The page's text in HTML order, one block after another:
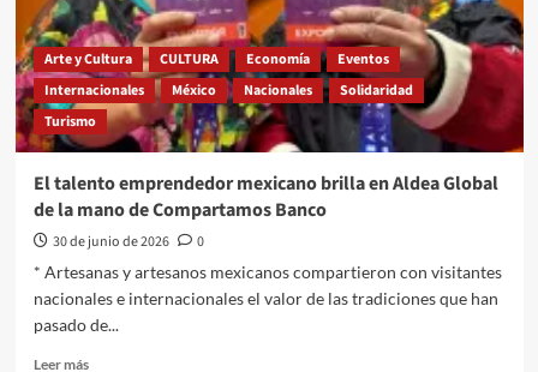
no
refrenda
el
Tratado
Arte y Cultura CULTURA Economía
Eventos
Internacionales
México Nacionales
Solidaridad
Turismo
El talento emprendedor mexicano brilla en Aldea Global
de la mano de Compartamos Banco
30 de junio de 2026
0
* Artesanas y artesanos mexicanos compartieron con visitantes
nacionales e internacionales el valor de las tradiciones que han
pasado de...
Leer másLeer